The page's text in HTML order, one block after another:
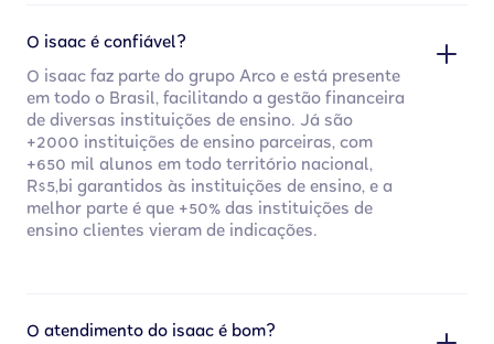
O isaac é confiável?
O isaac faz parte do grupo Arco e está presente
em todo o Brasil, facilitando a gestão financeira
de diversas instituições de ensino. Já são
+2000 instituições de ensino parceiras, com
+650 mil alunos em todo território nacional,
R$5,bi garantidos às instituições de ensino, e a
melhor parte é que +50% das instituições de
ensino clientes vieram de indicações.
O atendimento do isaac é bom?